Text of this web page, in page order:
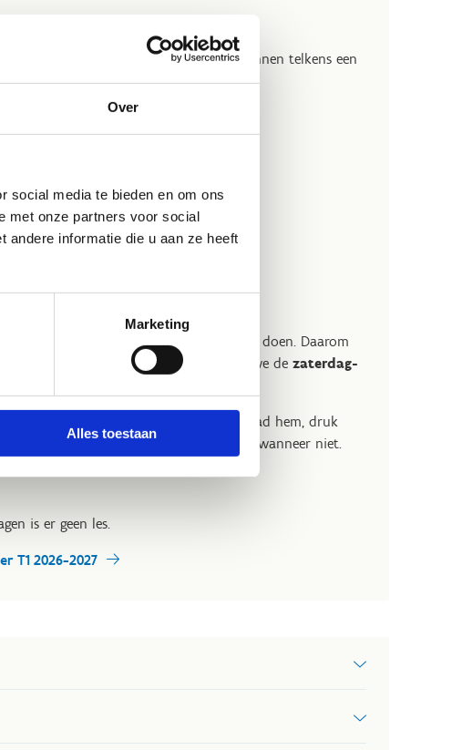
Over
social media te bieden en om ons
met onze partners voor social
andere informatie die u aan ze heeft
Marketing
Alles toestaan
en zaterdag. De Sprietjes beginnen telkens een
12
11 €77.00
Sprinkels
8 €56,00
verbeteren, en dat gaan we ook nu weer doen. Daarom
groep op woensdag en hebben we de zaterdag-
op. Download hem, druk
Zo weet je zeker wanneer het les is en wanneer niet.
is er geen les.
T1 2026-2027